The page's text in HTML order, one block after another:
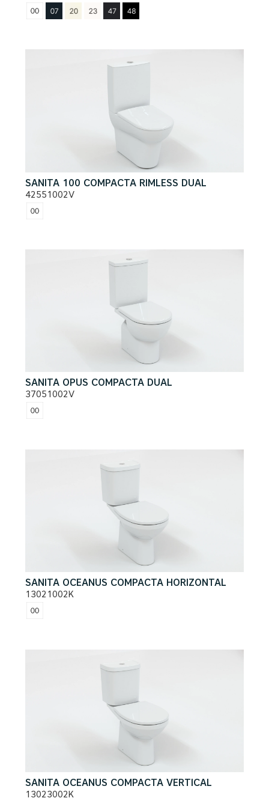
SANITA 100 COMPACTA RIMLESS DUAL
42551002V
SANITA OPUS COMPACTA DUAL
37051002V
SANITA OCEANUS COMPACTA HORIZONTAL
13021002K
SANITA OCEANUS COMPACTA VERTICAL
13023002K